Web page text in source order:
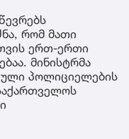
რომ მათი
ერთ-ერთი
მინისტრმა
პოლიციელების